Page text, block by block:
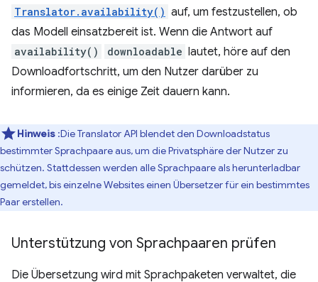
Translator.availability() auf, um festzustellen, ob
das Modell einsatzbereit ist. Wenn die Antwort auf
availability() downloadable lautet, höre auf den
Downloadfortschritt, um den Nutzer darüber zu
informieren, da es einige Zeit dauern kann.
Hinweis :Die Translator API blendet den Downloadstatus
bestimmter Sprachpaare aus, um die Privatsphäre der Nutzer zu
schützen. Stattdessen werden alle Sprachpaare als herunterladbar
gemeldet, bis einzelne Websites einen Übersetzer für ein bestimmtes
Paar erstellen.
Unterstützung von Sprachpaaren prüfen
Die Übersetzung wird mit Sprachpaketen verwaltet, die